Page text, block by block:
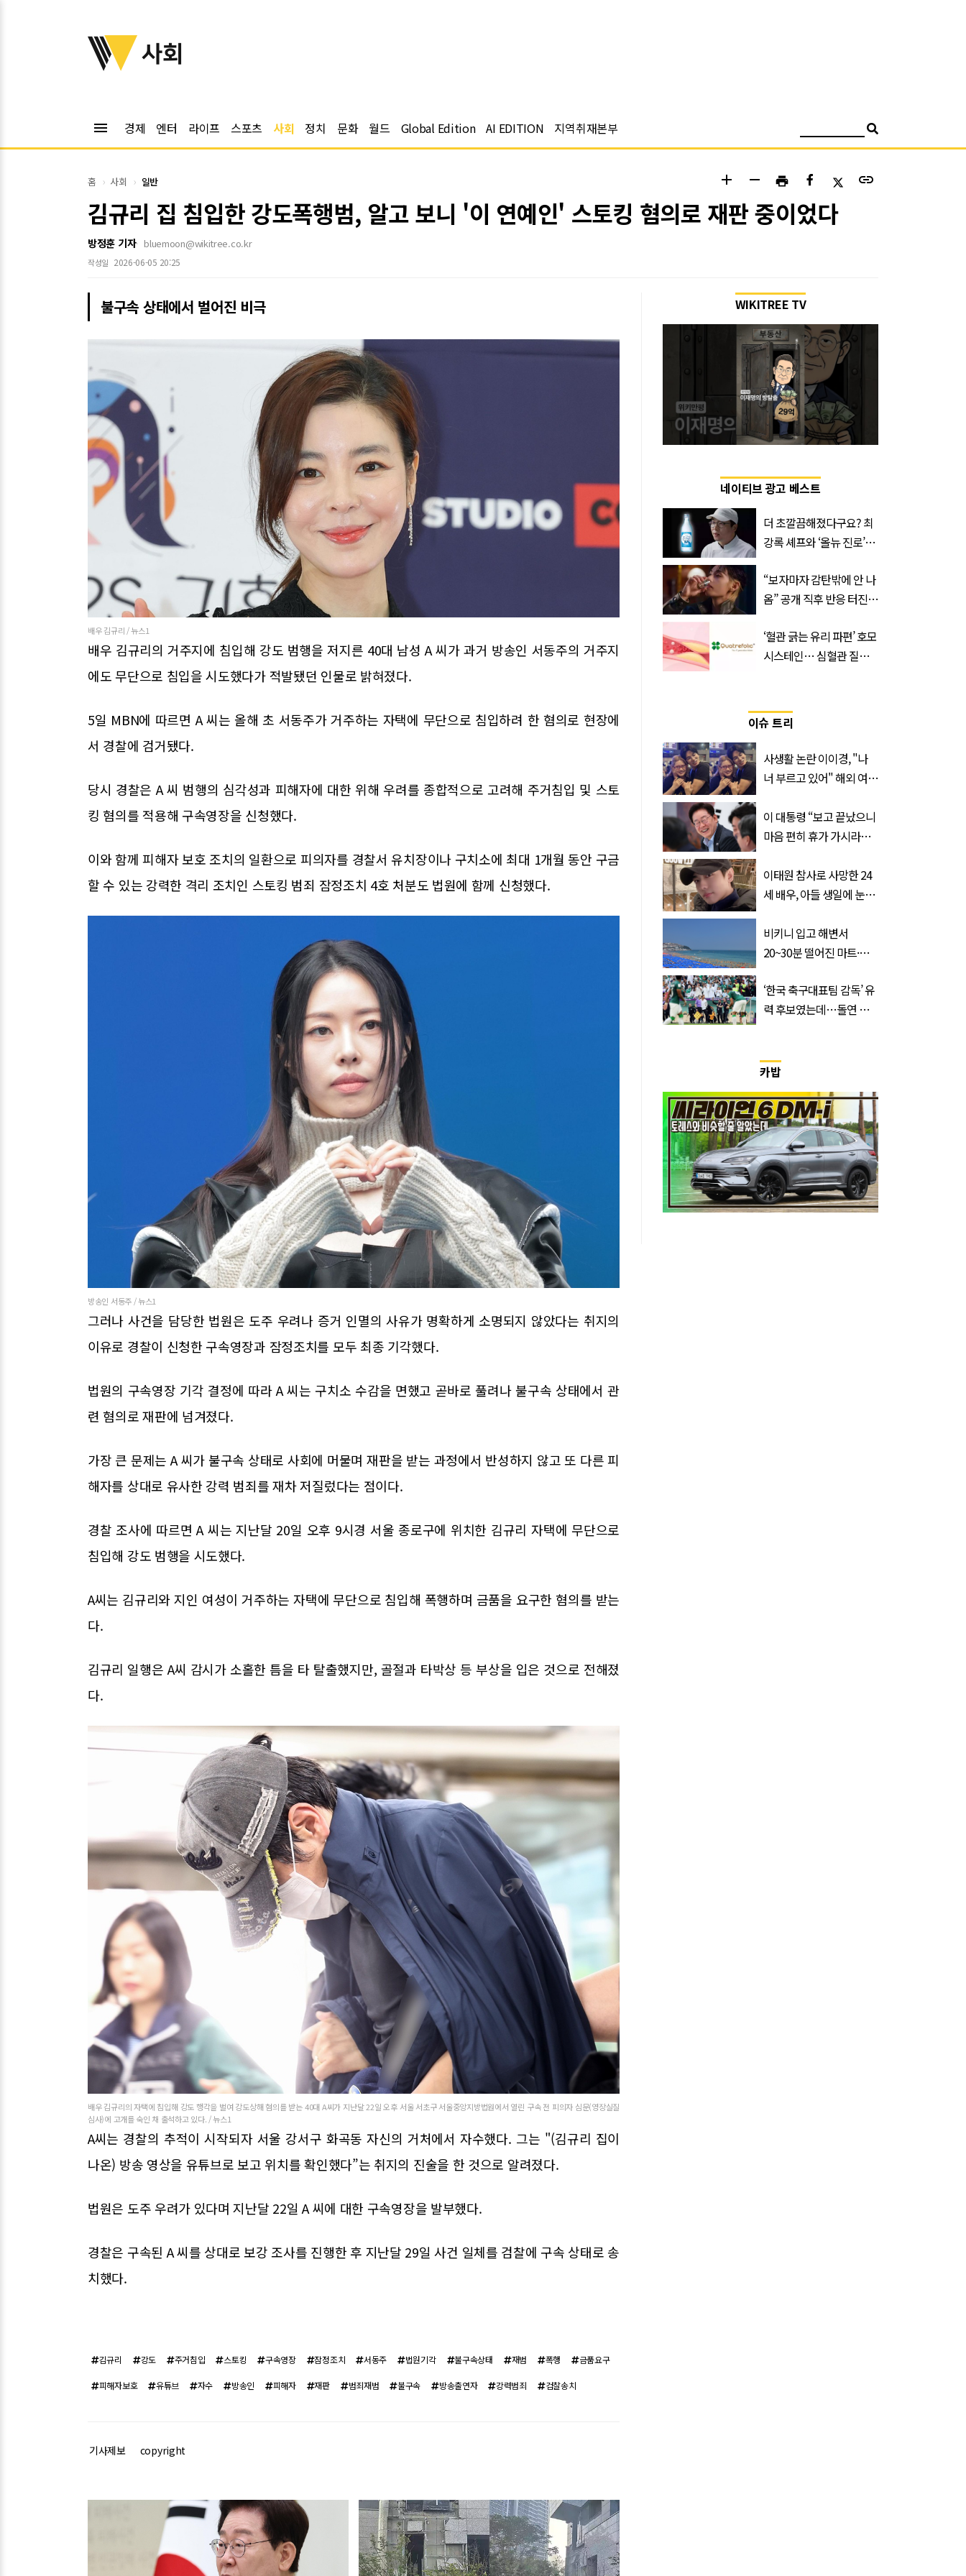
위키트리
사회
menu 경제 엔터 라이프 스포츠 사회 정치 문화 월드 Global Edition AI EDITION 지역취재본부
홈 사회 일반 add remove print link
김규리 집 침입한 강도폭행범, 알고 보니 '이 연예인' 스토킹 혐의로 재판 중이었다
방정훈 기자 bluemoon@wikitree.co.kr
작성일 2026-06-05 20:25
불구속 상태에서 벌어진 비극
배우 김규리 / 뉴스1
배우 김규리의 거주지에 침입해 강도 범행을 저지른 40대 남성 A 씨가 과거 방송인 서동주의 거주지
에도 무단으로 침입을 시도했다가 적발됐던 인물로 밝혀졌다.
5일 MBN에 따르면 A 씨는 올해 초 서동주가 거주하는 자택에 무단으로 침입하려 한 혐의로 현장에
서 경찰에 검거됐다.
당시 경찰은 A 씨 범행의 심각성과 피해자에 대한 위해 우려를 종합적으로 고려해 주거침입 및 스토
킹 혐의를 적용해 구속영장을 신청했다.
이와 함께 피해자 보호 조치의 일환으로 피의자를 경찰서 유치장이나 구치소에 최대 1개월 동안 구금
할 수 있는 강력한 격리 조치인 스토킹 범죄 잠정조치 4호 처분도 법원에 함께 신청했다.
방송인 서동주 / 뉴스1
그러나 사건을 담당한 법원은 도주 우려나 증거 인멸의 사유가 명확하게 소명되지 않았다는 취지의
이유로 경찰이 신청한 구속영장과 잠정조치를 모두 최종 기각했다.
법원의 구속영장 기각 결정에 따라 A 씨는 구치소 수감을 면했고 곧바로 풀려나 불구속 상태에서 관
련 혐의로 재판에 넘겨졌다.
가장 큰 문제는 A 씨가 불구속 상태로 사회에 머물며 재판을 받는 과정에서 반성하지 않고 또 다른 피
해자를 상대로 유사한 강력 범죄를 재차 저질렀다는 점이다.
경찰 조사에 따르면 A 씨는 지난달 20일 오후 9시경 서울 종로구에 위치한 김규리 자택에 무단으로
침입해 강도 범행을 시도했다.
A씨는 김규리와 지인 여성이 거주하는 자택에 무단으로 침입해 폭행하며 금품을 요구한 혐의를 받는
다.
김규리 일행은 A씨 감시가 소홀한 틈을 타 탈출했지만, 골절과 타박상 등 부상을 입은 것으로 전해졌
다.
배우 김규리의 자택에 침입해 강도 행각을 벌여 강도상해 혐의를 받는 40대 A씨가 지난달 22일 오후 서울 서초구 서울중앙지방법원에서 열린 구속 전 피의자 심문(영장실질
심사)에 고개를 숙인 채 출석하고 있다. / 뉴스1
A씨는 경찰의 추적이 시작되자 서울 강서구 화곡동 자신의 거처에서 자수했다. 그는 "(김규리 집이
나온) 방송 영상을 유튜브로 보고 위치를 확인했다”는 취지의 진술을 한 것으로 알려졌다.
법원은 도주 우려가 있다며 지난달 22일 A 씨에 대한 구속영장을 발부했다.
경찰은 구속된 A 씨를 상대로 보강 조사를 진행한 후 지난달 29일 사건 일체를 검찰에 구속 상태로 송
치했다.
김규리 강도 주거침입 스토킹 구속영장 잠정조치 서동주 법원기각 불구속상태 재범 폭행 금품요구
피해자보호 유튜브 자수 방송인 피해자 재판 범죄재범 불구속 방송출연자 강력범죄 검찰송치
기사제보 copyright
관련기사
WIKITREE TV
네이티브 광고 베스트
더 초깔끔해졌다구요? 최
강록 셰프와 ‘올뉴 진로’의
“보자마자 감탄밖에 안 나
옴” 공개 직후 반응 터진
‘혈관 긁는 유리 파편’ 호모
시스테인… 심혈관 질환
이슈 트리
사생활 논란 이이경, "나
너 부르고 있어" 해외 여배
이 대통령 “보고 끝났으니
마음 편히 휴가 가시라…
이태원 참사로 사망한 24
세 배우, 아들 생일에 눈물
비키니 입고 해변서
20~30분 떨어진 마트·주
속출, 반응 폭발
‘한국 축구대표팀 감독’ 유
력 후보였는데…돌연 코
카밥